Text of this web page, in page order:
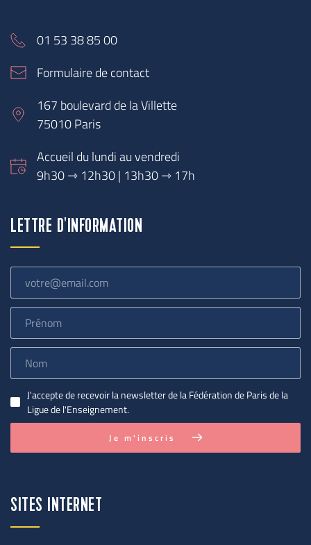
01 53 38 85 00
Formulaire de contact
167 boulevard de la Villette
75010 Paris
Accueil du lundi au vendredi
9h30 ⇾ 12h30 | 13h30 ⇾ 17h
LETTRE D'INFORMATION
J'accepte de recevoir la newsletter de la Fédération de Paris de la
Ligue de l'Enseignement.
Je m'inscris
SITES INTERNET